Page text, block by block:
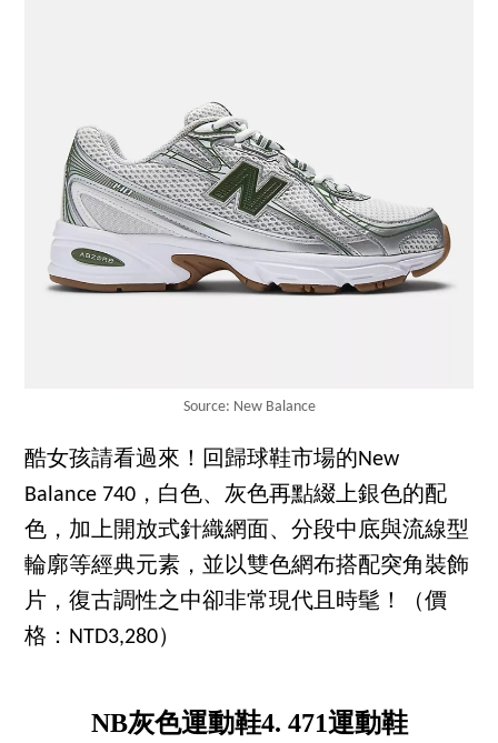
Source: New Balance
酷女孩請看過來！回歸球鞋市場的New
Balance 740，白色、灰色再點綴上銀色的配
色，加上開放式針織網面、分段中底與流線型
輪廓等經典元素，並以雙色網布搭配突角裝飾
片，復古調性之中卻非常現代且時髦！（價
格：NTD3,280）
NB灰色運動鞋4. 471運動鞋